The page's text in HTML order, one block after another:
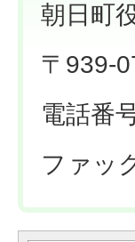
朝日町
〒939-
電話番
ファッ